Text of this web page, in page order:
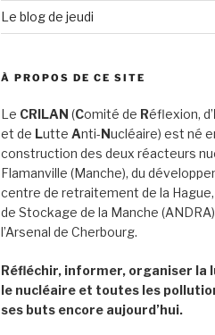
Le blog de jeudi
À PROPOS DE CE SITE
Le CRILAN (Comité de Réflexion, d’
et de Lutte Anti-Nucléaire) est né
construction des deux réacteurs
Flamanville (Manche), du
centre de retraitement de la
de Stockage de la Manche
l’Arsenal de Cherbourg.
Réfléchir, informer, organiser la
le nucléaire et toutes les
ses buts encore aujourd’hui.